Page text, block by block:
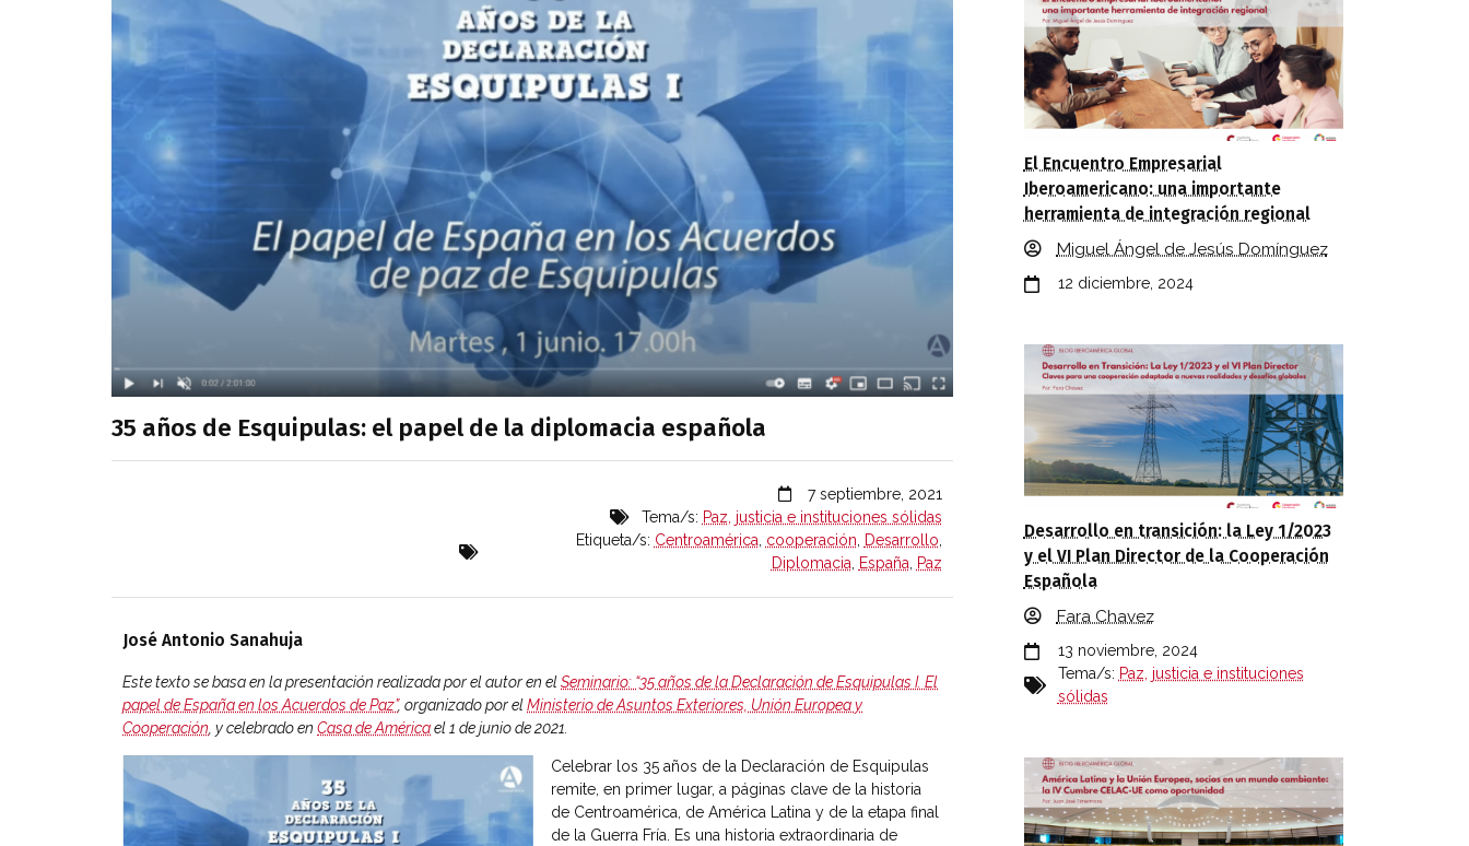
35 años de Esquipulas: el papel de la diplomacia española
7 septiembre, 2021
Tema/s: Paz, justicia e instituciones sólidas
Etiqueta/s: Centroamérica cooperación Desarrollo
Diplomacia
España Paz
José Antonio Sanahuja
Este texto se basa en la presentación realizada por el autor en elSeminario: “35 años de la Declaración de Esquipulas I. El
papel de España en los Acuerdos de Paz”, organizado por elMinisterio de Asuntos Exteriores, Unión Europea y
Cooperación , y celebrado en Casa de Américael 1 de junio de 2021.
Celebrar los 35 años de la Declaración de Esquipulas
remite, en primer lugar, a páginas clave de la historia
de Centroamérica, de América Latina y de la etapa final
de la Guerra Fría. Es una historia extraordinaria de
El Encuentro Empresarial
Iberoamericano: una importante
herramienta de integración regional
Miguel Ángel de Jesús Domínguez
12 diciembre, 2024
Desarrollo en transición: la Ley 1/2023
y el VI Plan Director de la Cooperación
Española
Fara Chavez
13 noviembre, 2024
Tema/s: Paz, justicia e instituciones
sólidas